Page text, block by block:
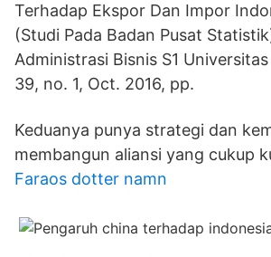
Terhadap Ekspor Dan Impor
(Studi Pada Badan Pusat
Administrasi Bisnis S1
39, no. 1, Oct. 2016, pp.
Keduanya punya strategi dan
membangun aliansi yang cukup
Faraos dotter namn